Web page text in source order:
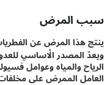
المرض
المرض عن الفطريات
الأساسي للعدوى
والمياه وعوامل
الممرض على مخلفات